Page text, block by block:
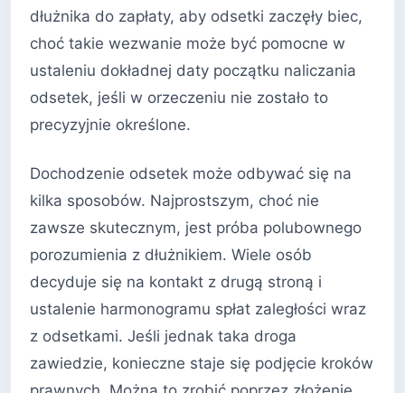
dłużnika do zapłaty, aby odsetki zaczęły biec,
choć takie wezwanie może być pomocne w
ustaleniu dokładnej daty początku naliczania
odsetek, jeśli w orzeczeniu nie zostało to
precyzyjnie określone.
Dochodzenie odsetek może odbywać się na
kilka sposobów. Najprostszym, choć nie
zawsze skutecznym, jest próba polubownego
porozumienia z dłużnikiem. Wiele osób
decyduje się na kontakt z drugą stroną i
ustalenie harmonogramu spłat zaległości wraz
z odsetkami. Jeśli jednak taka droga
zawiedzie, konieczne staje się podjęcie kroków